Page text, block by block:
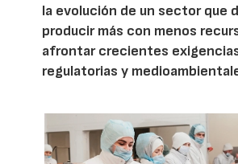
la evolución de un sector que
producir más con menos
afrontar crecientes
regulatorias y